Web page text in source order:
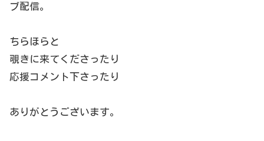
ブ配信。
ちらほらと
覗きに来てくださったり
応援コメント下さったり
ありがとうございます。